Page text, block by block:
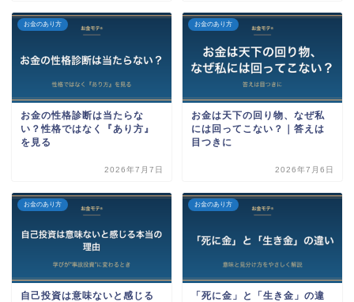
お金のあり方
お金の性格診断は当たらな
い？性格ではなく『あり方』
を見る
2026年7月7日
お金のあり方
お金は天下の回り物、なぜ私
には回ってこない？｜答えは
目つきに
2026年7月6日
お金のあり方
自己投資は意味ないと感じる
お金のあり方
「死に金」と「生き金」の違